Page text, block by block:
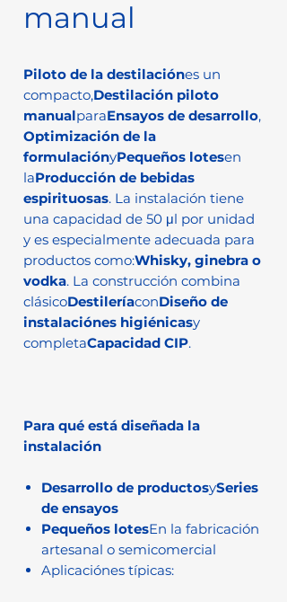
manual
Piloto de la destilaciónes un
compacto,Destilación piloto
manualparaEnsayos de desarrollo,
Optimización de la
formulaciónyPequeños lotesen
laProducción de bebidas
espirituosas. La instalación tiene
una capacidad de 50 μl por unidad
y es especialmente adecuada para
productos como:Whisky, ginebra o
vodka. La construcción combina
clásicoDestileríaconDiseño de
instalaciónes higiénicasy
completaCapacidad CIP.
Para qué está diseñada la
instalación
Desarrollo de productosySeries
de ensayos
Pequeños lotesEn la fabricación
artesanal o semicomercial
Aplicaciónes típicas: